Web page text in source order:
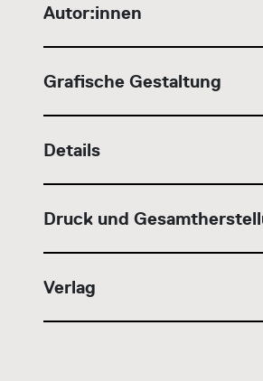
Autor:innen
Grafische Gestaltung
Details
Druck und
Verlag